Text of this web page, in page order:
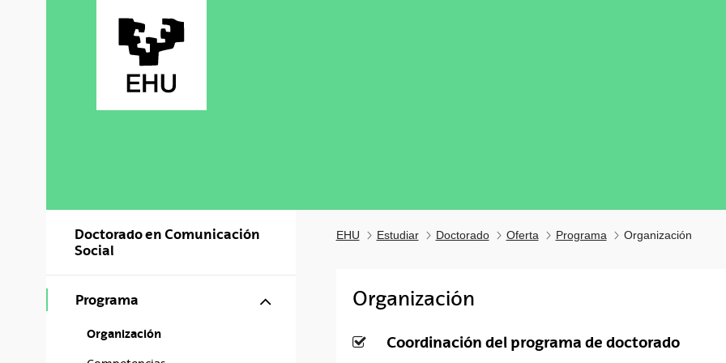
Doctorado en Comunicación
Social
Programa Mostrar/ocultar subpáginas
Organización
EHU Estudiar Doctorado Oferta Programa Organización
Organización
Coordinación del programa de doctorado